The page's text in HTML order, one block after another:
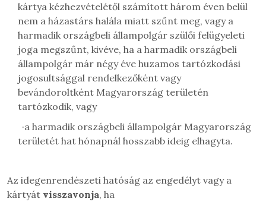
kártya kézhezvételétől számított három éven belül
nem a házastárs halála miatt szűnt meg, vagy a
harmadik országbeli állampolgár szülői felügyeleti
joga megszűnt, kivéve, ha a harmadik országbeli
állampolgár már négy éve huzamos tartózkodási
jogosultsággal rendelkezőként vagy
bevándoroltként Magyarország területén
tartózkodik, vagy
·a harmadik országbeli állampolgár Magyarország
területét hat hónapnál hosszabb ideig elhagyta.
Az idegenrendészeti hatóság az engedélyt vagy a
kártyát visszavonja, ha